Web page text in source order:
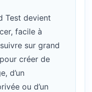
Test devient
facile à
sur grand
créer de
d’un
ou d’un